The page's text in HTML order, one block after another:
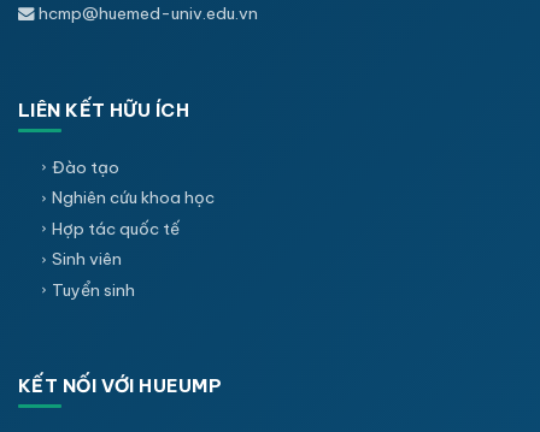
hcmp@huemed-univ.edu.vn
LIÊN KẾT HỮU ÍCH
Đào tạo
Nghiên cứu khoa học
Hợp tác quốc tế
Sinh viên
Tuyển sinh
KẾT NỐI VỚI HUEUMP